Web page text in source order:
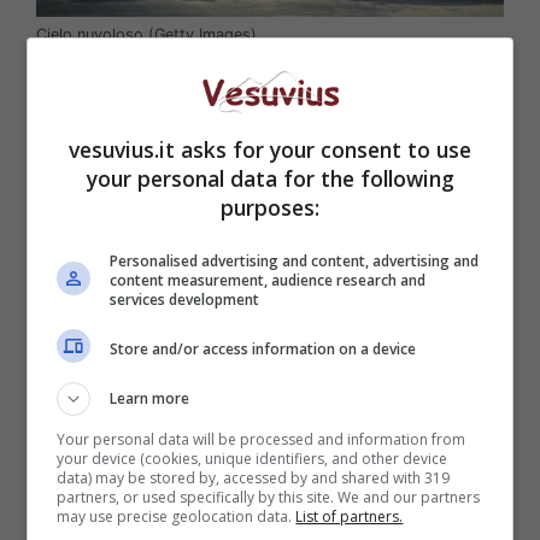
Cielo nuvoloso (Getty Images)
La Regione Campania
miglioramento nella situazione climatica nel
giorno della Befana. Dopo una mattinata di
pioggia di lieve intensitàsu gran parte delle
province, arriveranno schiarite.
vesuvius.it asks for your consent to use
your personal data for the following
purposes:
Personalised advertising and content, advertising and
content measurement, audience research and
services development
Store and/or access information on a device
Learn more
Your personal data will be processed and information from
your device (cookies, unique identifiers, and other device
data) may be stored by, accessed by and shared with 319
partners, or used specifically by this site. We and our partners
may use precise geolocation data. List of partners.